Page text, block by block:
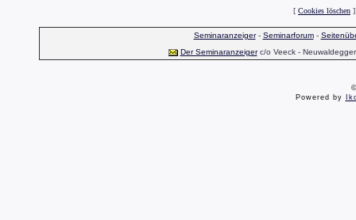
[ Cookies löschen
Seminaranzeiger- Seminarforum-
Der Seminaranzeigerc/o Veeck -
Powered by